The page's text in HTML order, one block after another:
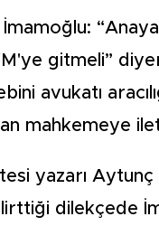
gitmeli”
avukatı
mahkemeye
yazarı Aytunç
dilekçede